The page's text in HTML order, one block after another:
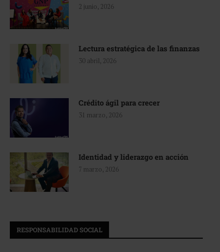
2 junio, 2026
Lectura estratégica de las finanzas
30 abril, 2026
Crédito ágil para crecer
31 marzo, 2026
Identidad y liderazgo en acción
7 marzo, 2026
RESPONSABILIDAD SOCIAL